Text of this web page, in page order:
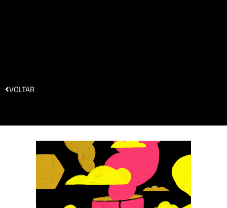
VOLTAR